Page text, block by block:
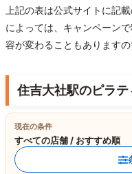
上記の表は公式サイトに記
によっては、キャンペーン
容が変わることもあります
住吉大社駅のピラ
現在の条件
すべての店舗 / おすすめ順